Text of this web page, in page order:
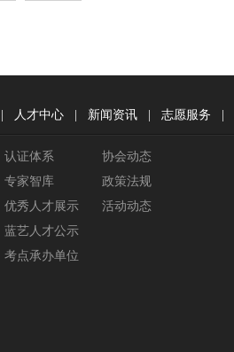
人才中心 新闻资讯 志愿服务
认证体系
专家智库
优秀人才展示
蓝艺人才公示
考点承办单位
协会动态
政策法规
活动动态